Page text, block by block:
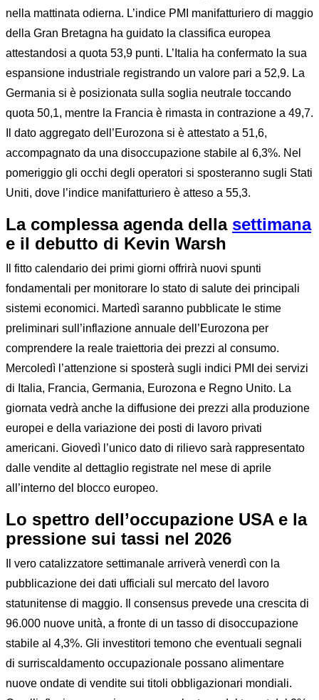
nella mattinata odierna. L’indice PMI manifatturiero di maggio
della Gran Bretagna ha guidato la classifica europea
attestandosi a quota 53,9 punti. L’Italia ha confermato la sua
espansione industriale registrando un valore pari a 52,9. La
Germania si è posizionata sulla soglia neutrale toccando
quota 50,1, mentre la Francia è rimasta in contrazione a 49,7.
Il dato aggregato dell’Eurozona si è attestato a 51,6,
accompagnato da una disoccupazione stabile al 6,3%. Nel
pomeriggio gli occhi degli operatori si sposteranno sugli Stati
Uniti, dove l’indice manifatturiero è atteso a 55,3.
La complessa agenda della settimana
e il debutto di Kevin Warsh
Il fitto calendario dei primi giorni offrirà nuovi spunti
fondamentali per monitorare lo stato di salute dei principali
sistemi economici. Martedì saranno pubblicate le stime
preliminari sull’inflazione annuale dell’Eurozona per
comprendere la reale traiettoria dei prezzi al consumo.
Mercoledì l’attenzione si sposterà sugli indici PMI dei servizi
di Italia, Francia, Germania, Eurozona e Regno Unito. La
giornata vedrà anche la diffusione dei prezzi alla produzione
europei e della variazione dei posti di lavoro privati
americani. Giovedì l’unico dato di rilievo sarà rappresentato
dalle vendite al dettaglio registrate nel mese di aprile
all’interno del blocco europeo.
Lo spettro dell’occupazione USA e la
pressione sui tassi nel 2026
Il vero catalizzatore settimanale arriverà venerdì con la
pubblicazione dei dati ufficiali sul mercato del lavoro
statunitense di maggio. Il consensus prevede una crescita di
96.000 nuove unità, a fronte di un tasso di disoccupazione
stabile al 4,3%. Gli investitori temono che eventuali segnali
di surriscaldamento occupazionale possano alimentare
nuove ondate di vendite sui titoli obbligazionari mondiali.